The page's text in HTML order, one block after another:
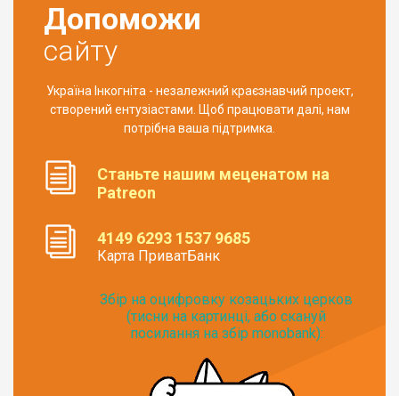
Допоможи
сайту
Україна Інкогніта - незалежний краєзнавчий проект,
створений ентузіастами. Щоб працювати далі, нам
потрібна ваша підтримка.
Станьте нашим меценатом на
Patreon
4149 6293 1537 9685
Карта ПриватБанк
Збір на оцифровку козацьких церков
(тисни на картинці, або скануй
посилання на збір monobank):